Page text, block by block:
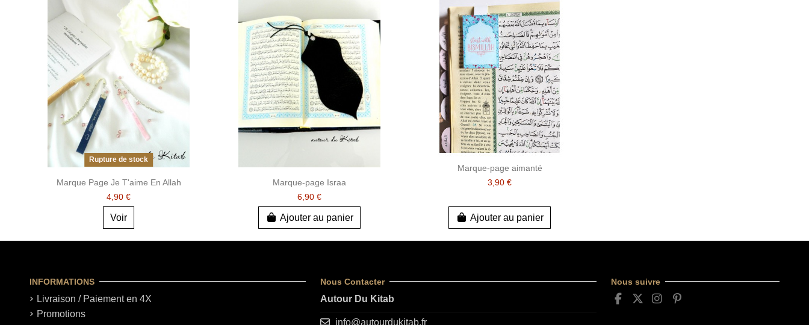
Rupture de stock
Marque Page Je T'aime En Allah
4,90 €
Voir
Marque-page Israa
6,90 €
Ajouter au panier
Marque-page aimanté
3,90 €
Ajouter au panier
INFORMATIONS
Livraison / Paiement en 4X
Promotions
Nous Contacter
Autour Du Kitab
info@autourdukitab.fr
Nous suivre